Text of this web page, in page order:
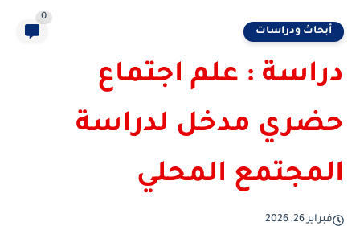
أبحاث ودراسات
0
دراسة : علم اجتماع
حضري مدخل لدراسة
المجتمع المحلي
فبراير 26, 2026